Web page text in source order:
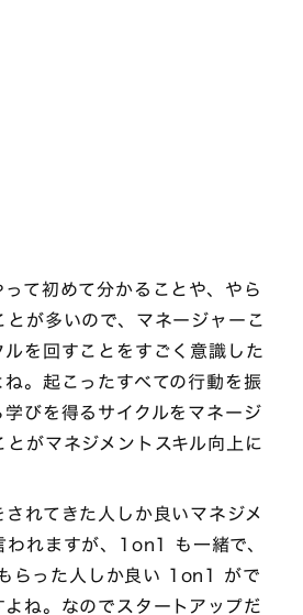
て初めて分かることや、やら
が多いので、マネージャーこ
を回すことをすごく意識した
。起こったすべての行動を振
びを得るサイクルをマネージ
がマネジメントスキル向上に
れてきた人しか良いマネジメ
れますが、1on1 も一緒で、
らった人しか良い 1on1 がで
ね。なのでスタートアップだ